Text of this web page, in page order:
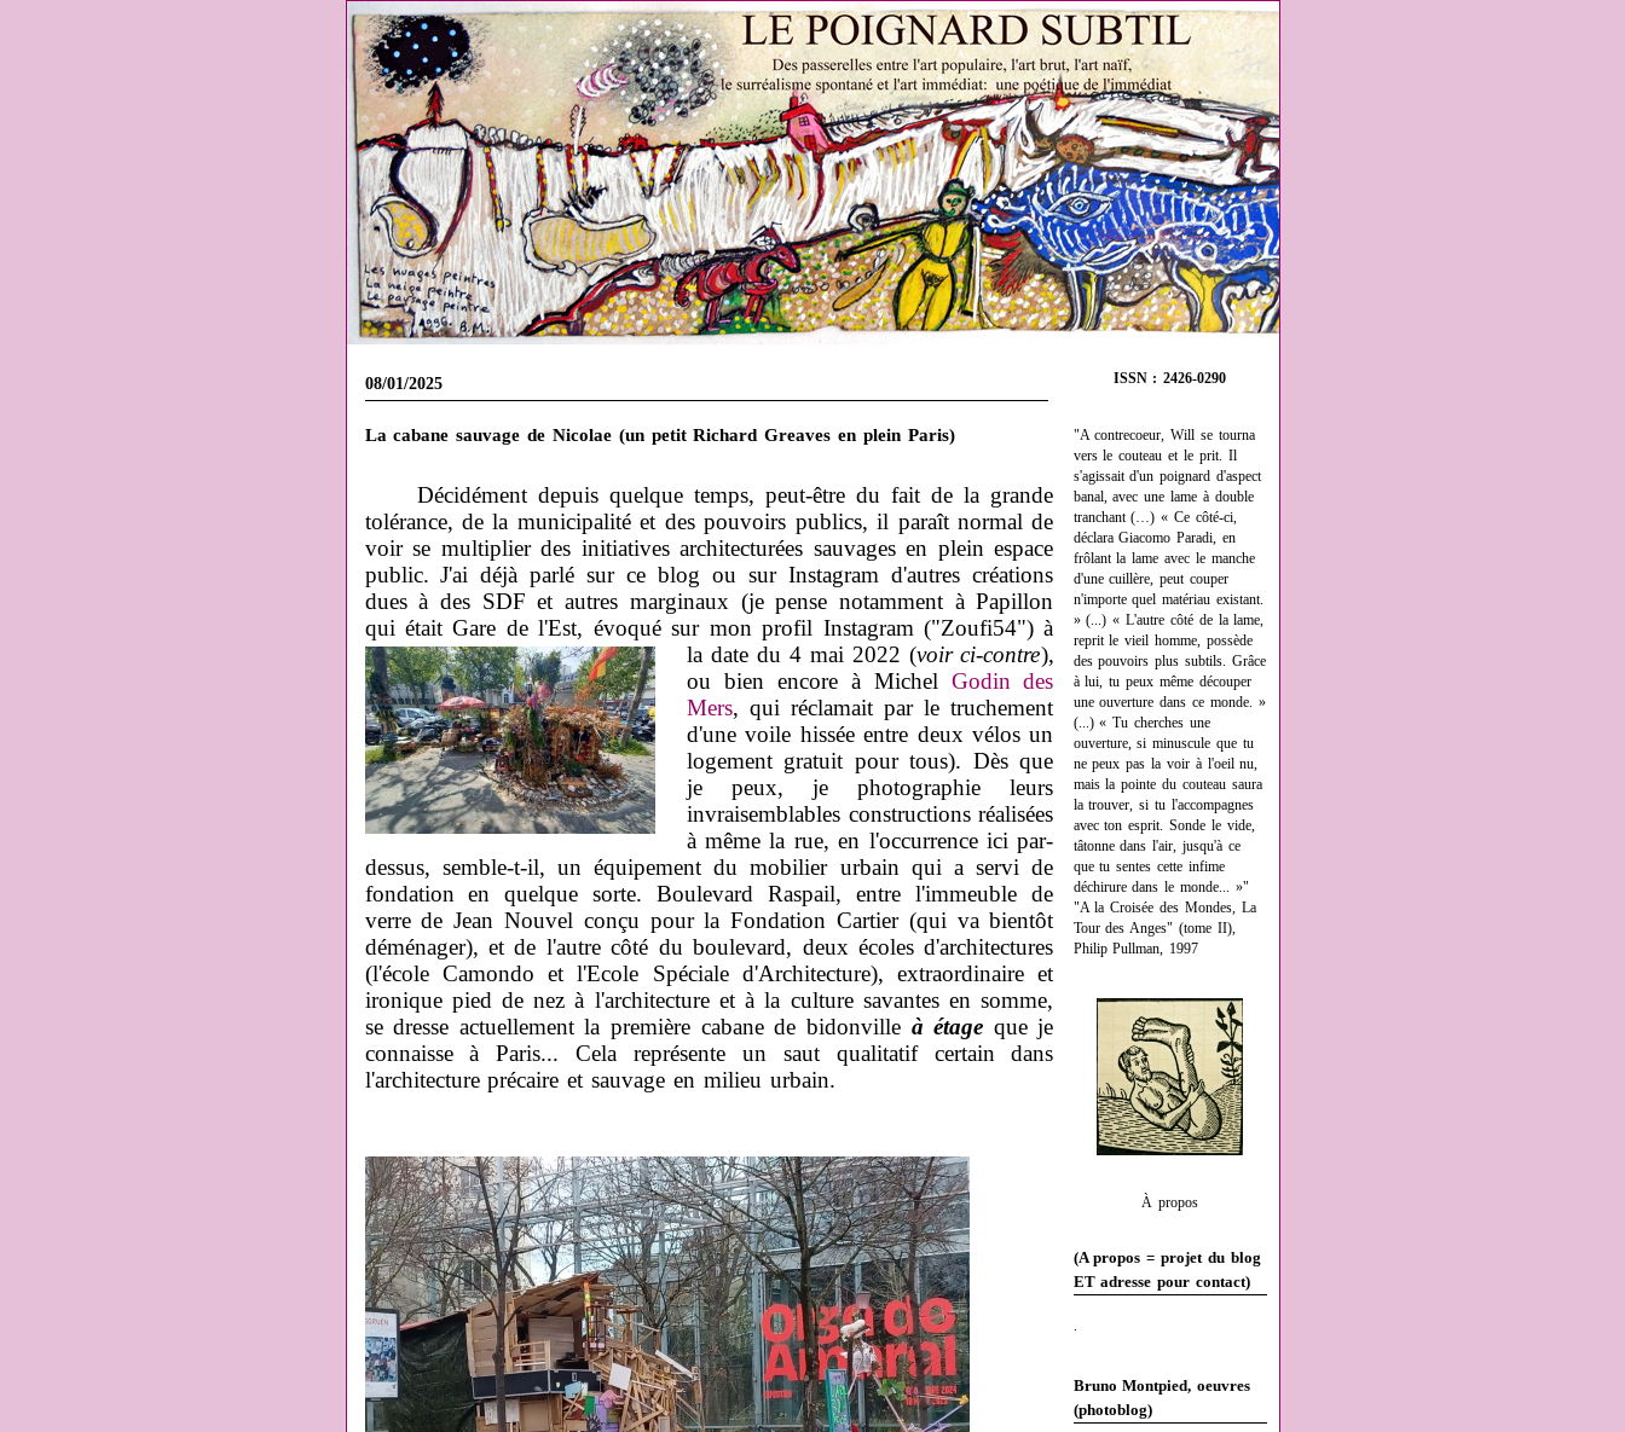
ISSN : 2426-0290
"A contrecoeur, Will se tourna
vers le couteau et le prit. Il
s'agissait d'un poignard d'aspect
banal, avec une lame à double
tranchant (…) « Ce côté-ci,
déclara Giacomo Paradi, en
frôlant la lame avec le manche
d'une cuillère, peut couper
n'importe quel matériau existant.
» (...) « L'autre côté de la lame,
reprit le vieil homme, possède
des pouvoirs plus subtils. Grâce
à lui, tu peux même découper
une ouverture dans ce monde. »
(...) « Tu cherches une
ouverture, si minuscule que tu
ne peux pas la voir à l'oeil nu,
mais la pointe du couteau saura
la trouver, si tu l'accompagnes
avec ton esprit. Sonde le vide,
tâtonne dans l'air, jusqu'à ce
que tu sentes cette infime
déchirure dans le monde... »"
"A la Croisée des Mondes, La
Tour des Anges" (tome II),
Philip Pullman, 1997
À propos
(A propos = projet du blog
ET adresse pour contact)
.
Bruno Montpied, oeuvres
(photoblog)
08/01/2025
La cabane sauvage de Nicolae (un petit Richard Greaves en plein Paris)
Décidément depuis quelque temps, peut-être du fait de la grande
tolérance, de la municipalité et des pouvoirs publics, il paraît normal de
voir se multiplier des initiatives architecturées sauvages en plein espace
public. J'ai déjà parlé sur ce blog ou sur Instagram d'autres créations
dues à des SDF et autres marginaux (je pense notamment à Papillon
qui était Gare de l'Est, évoqué sur mon profil Instagram ("Zoufi54") à
la date du 4 mai 2022 (voir ci-contre),
ou bien encore à Michel Godin des
Mers, qui réclamait par le truchement
d'une voile hissée entre deux vélos un
logement gratuit pour tous). Dès que
je peux, je photographie leurs
invraisemblables constructions réalisées
à même la rue, en l'occurrence ici par-
dessus, semble-t-il, un équipement du mobilier urbain qui a servi de
fondation en quelque sorte. Boulevard Raspail, entre l'immeuble de
verre de Jean Nouvel conçu pour la Fondation Cartier (qui va bientôt
déménager), et de l'autre côté du boulevard, deux écoles d'architectures
(l'école Camondo et l'Ecole Spéciale d'Architecture), extraordinaire et
ironique pied de nez à l'architecture et à la culture savantes en somme,
se dresse actuellement la première cabane de bidonville à étage que je
connaisse à Paris... Cela représente un saut qualitatif certain dans
l'architecture précaire et sauvage en milieu urbain.